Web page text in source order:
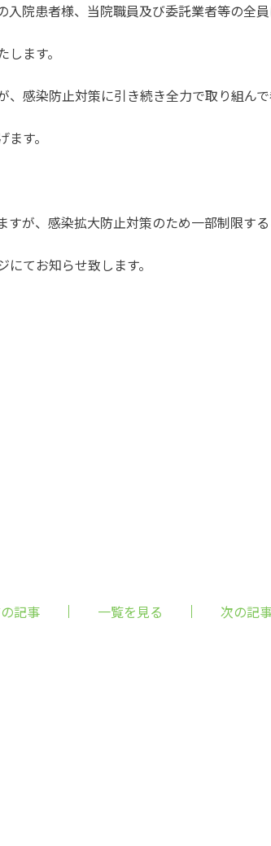
院患者様、当院職員及び委託業者等の全
ます。
感染防止対策に引き続き全力で取り組んで
す。
が、感染拡大防止対策のため一部制限す
てお知らせ致します。
慈恵会
良
記事 一覧を見る 次の記